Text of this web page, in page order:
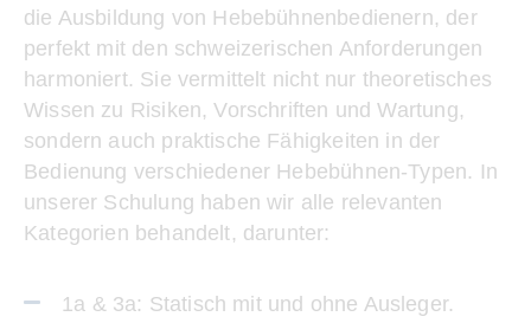
die Ausbildung von Hebebühnenbedienern, der
perfekt mit den schweizerischen Anforderungen
harmoniert. Sie vermittelt nicht nur theoretisches
Wissen zu Risiken, Vorschriften und Wartung,
sondern auch praktische Fähigkeiten in der
Bedienung verschiedener Hebebühnen-Typen. In
unserer Schulung haben wir alle relevanten
Kategorien behandelt, darunter:
1a & 3a: Statisch mit und ohne Ausleger.